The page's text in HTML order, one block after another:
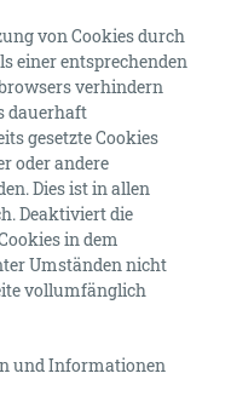
von Cookies durch
einer entsprechenden
verhindern
dauerhaft
gesetzte Cookies
oder andere
Dies ist in allen
Deaktiviert die
in dem
Umständen nicht
vollumfänglich
und Informationen